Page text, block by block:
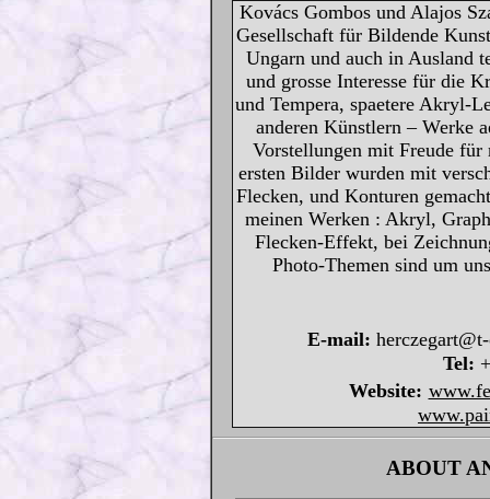
Kovács Gombos und Alajos
Gesellschaft für Bildende
Ungarn und auch in Ausland
und grosse Interesse für die
und Tempera, spaetere Akryl-
anderen Künstlern – Werke
Vorstellungen mit Freude
ersten Bilder wurden mit
Flecken, und Konturen
meinen Werken : Akryl,
Flecken-Effekt, bei
Photo-Themen sind um
E-mail:
Tel:
Website:
ABOUT